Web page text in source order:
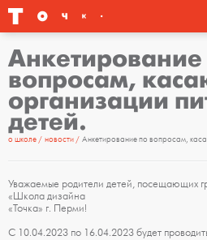
вопросам,
организации
детей.
о школе новости Анкетирование по вопросам,
Уважаемые родители детей, посещающих
«Школа дизайна
«Точка» г. Перми!
С 10.04.2023 по 16.04.2023 будет